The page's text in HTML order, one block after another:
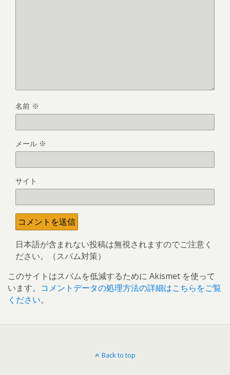
名前 ※
メール ※
サイト
日本語が含まれない投稿は無視されますのでご注意く
ださい。（スパム対策）
このサイトはスパムを低減するために Akismet を使って
います。 コメントデータの処理方法の詳細はこちらをご覧
ください。
Back to top